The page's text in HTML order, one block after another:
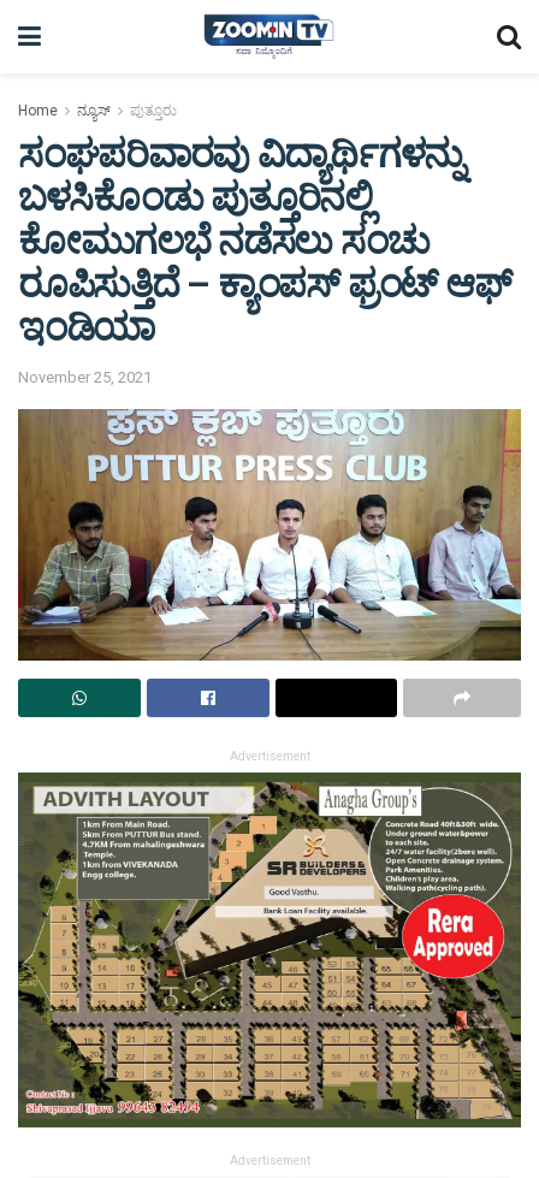
Home ನ್ಯೂಸ್ ಪುತ್ತೂರು
ಸಂಘಪರಿವಾರವು ವಿದ್ಯಾರ್ಥಿಗಳನ್ನು
ಬಳಸಿಕೊಂಡು ಪುತ್ತೂರಿನಲ್ಲಿ
ಕೋಮುಗಲಭೆ ನಡೆಸಲು ಸಂಚು
ರೂಪಿಸುತ್ತಿದೆ – ಕ್ಯಾಂಪಸ್ ಫ್ರಂಟ್ ಆಫ್
ಇಂಡಿಯಾ
November 25, 2021
Advertisement
Advertisement